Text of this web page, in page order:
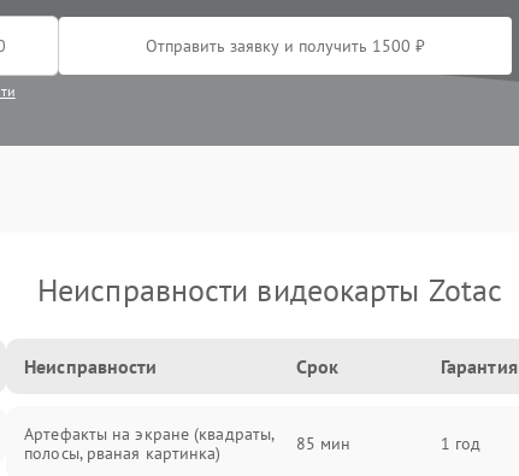
Отправить заявку и получить 1500 ₽
Неисправности видеокарты Zotac
Неисправности Срок Гарантия
Артефакты на экране (квадраты,
полосы, рваная картинка)
85 мин 1 год